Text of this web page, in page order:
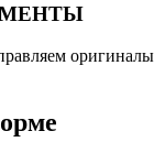
оригиналы